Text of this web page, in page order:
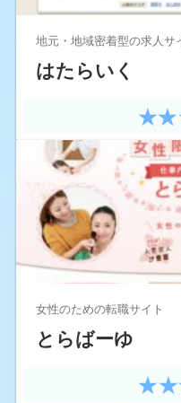
地元・地域密着型の求人サ
はたらいく
女性のための転職サイト
とらばーゆ